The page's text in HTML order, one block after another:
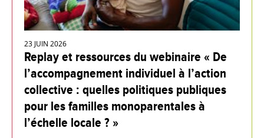
23 JUIN 2026
Replay et ressources du webinaire « De
l’accompagnement individuel à l’action
collective : quelles politiques publiques
pour les familles monoparentales à
l’échelle locale ? »